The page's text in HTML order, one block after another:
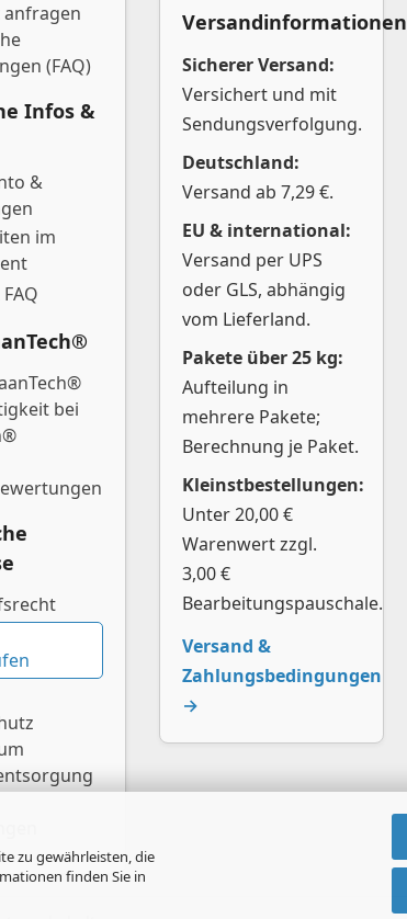
zu gewährleisten, die
finden Sie in
(FAQ)
Infos &
&
im
bei
Versandinformationen
Sicherer Versand:
Versichert und mit
Sendungsverfolgung.
Deutschland:
Versand ab 7,29 €.
EU & international:
Versand per UPS
oder GLS, abhängig
vom Lieferland.
Pakete über 25 kg:
Aufteilung in
mehrere Pakete;
Berechnung je Paket.
Kleinstbestellungen:
Unter 20,00 €
Warenwert zzgl.
3,00 €
Bearbeitungspauschale.
Versand &
Zahlungsbedingungen
→